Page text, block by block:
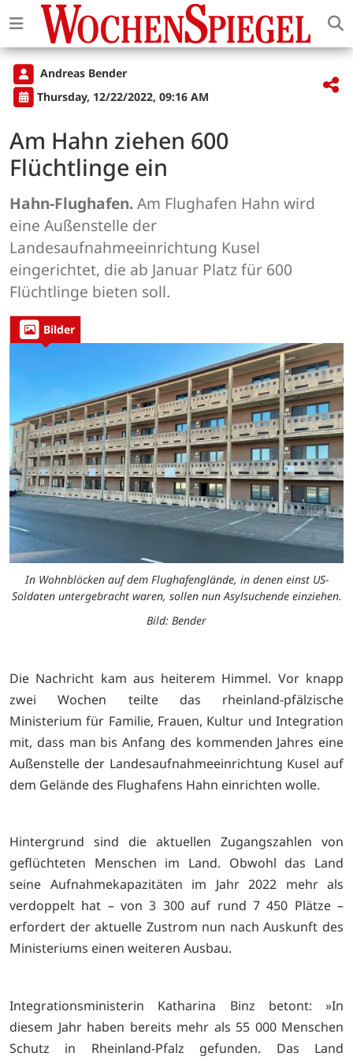
Andreas Bender
Thursday, 12/22/2022, 09:16 AM
Am Hahn ziehen 600
Flüchtlinge ein
Hahn-Flughafen.Am Flughafen Hahn wird
eine Außenstelle der
Landesaufnahmeeinrichtung Kusel
eingerichtet, die ab Januar Platz für 600
Flüchtlinge bieten soll.
Bilder
In Wohnblöcken auf dem Flughafenglände, in denen einst US-
Soldaten untergebracht waren, sollen nun Asylsuchende einziehen.
Bild: Bender
Die Nachricht kam aus heiterem Himmel. Vor knapp
zwei Wochen teilte das rheinland-pfälzische
Ministerium für Familie, Frauen, Kultur und Integration
mit, dass man bis Anfang des kommenden Jahres eine
Außenstelle der Landesaufnahmeeinrichtung Kusel auf
dem Gelände des Flughafens Hahn einrichten wolle.
Hintergrund sind die aktuellen Zugangszahlen von
geflüchteten Menschen im Land. Obwohl das Land
seine Aufnahmekapazitäten im Jahr 2022 mehr als
verdoppelt hat – von 3 300 auf rund 7 450 Plätze –
erfordert der aktuelle Zustrom nun nach Auskunft des
Ministeriums einen weiteren Ausbau.
Integrationsministerin Katharina Binz betont: »In
diesem Jahr haben bereits mehr als 55 000 Menschen
Schutz in Rheinland-Pfalz gefunden. Das Land